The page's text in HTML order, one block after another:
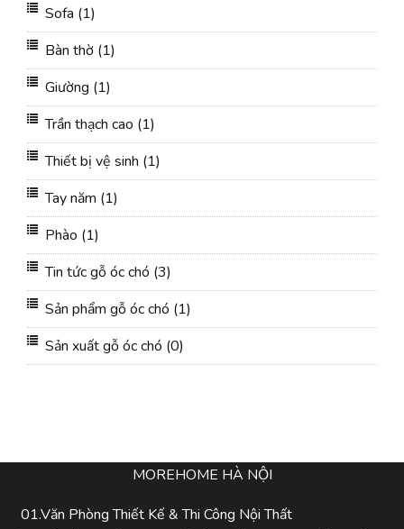
Sofa (1)
Bàn thờ (1)
Giường (1)
Trần thạch cao (1)
Thiết bị vệ sinh (1)
Tay năm (1)
Phào (1)
Tin tức gỗ óc chó (3)
Sản phẩm gỗ óc chó (1)
Sản xuất gỗ óc chó (0)
MOREHOME HÀ NỘI
01.Văn Phòng Thiết Kế & Thi Công Nội Thất